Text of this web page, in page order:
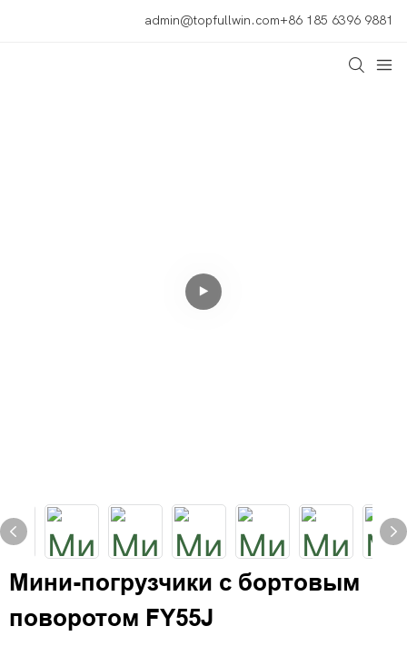
admin@topfullwin.com+86 185 6396 9881
Мини-погрузчики с бортовым
поворотом FY55J